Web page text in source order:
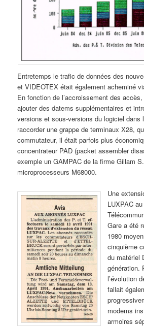
Entretemps le trafic de données des
et VIDEOTEX était également acheminé
En fonction de l’accroissement des
ajouter des datems supplémentaires et
versions et sous-versions du logiciel dans
raccorder une grappe de terminaux X28,
commutateur, il était parfois plus
concentrateur PAD (packet assembler
exemple un GAMPAC de la firme Gillam
microprocesseurs M68000.
Une
LUXPAC
Gare a été
1980
cinquième
du matériel
génération.
l’évolution
fallait
modems
armoires